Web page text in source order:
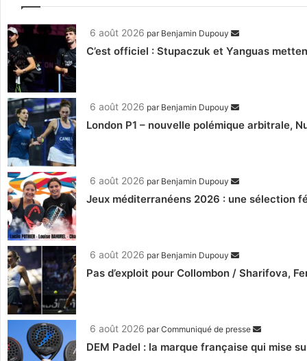
6 août 2026 par Benjamin Dupouy
C’est officiel : Stupaczuk et Yanguas
6 août 2026 par Benjamin Dupouy
London P1 – nouvelle polémique arbitrale,
6 août 2026 par Benjamin Dupouy
Jeux méditerranéens 2026 : une sélection
6 août 2026 par Benjamin Dupouy
Pas d’exploit pour Collombon / Sharifova,
6 août 2026 parCommuniqué de presse
DEM Padel : la marque française qui mise